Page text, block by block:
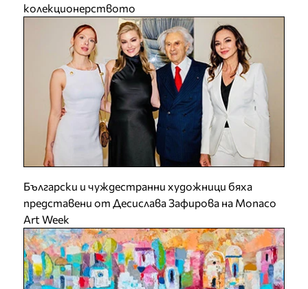
колекционерството
Български и чуждестранни художници бяха
представени от Десислава Зафирова на Monaco
Art Week